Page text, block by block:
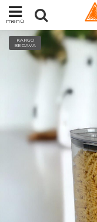
menü
KARGO
BEDAVA